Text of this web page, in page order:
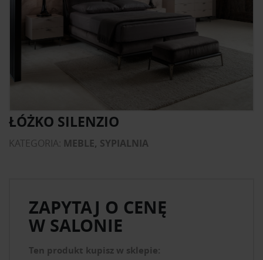
ŁÓŻKO SILENZIO
KATEGORIA: MEBLE, SYPIALNIA
ZAPYTAJ O CENĘ
W SALONIE
Ten produkt kupisz w sklepie: